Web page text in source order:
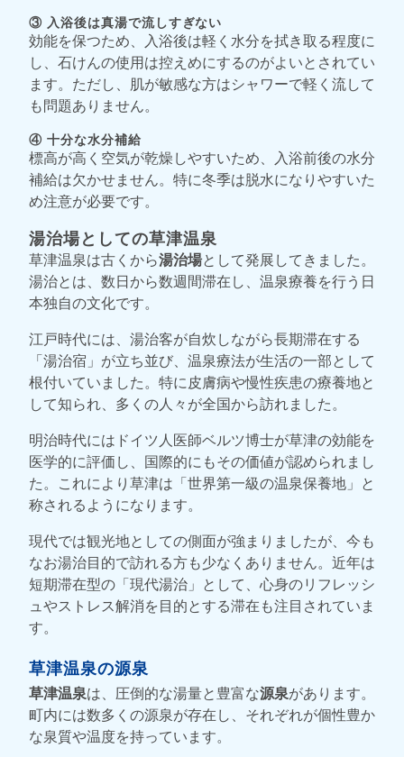
③ 入浴後は真湯で流しすぎない
効能を保つため、入浴後は軽く水分を拭き取る程度に
し、石けんの使用は控えめにするのがよいとされてい
ます。ただし、肌が敏感な方はシャワーで軽く流して
も問題ありません。
④ 十分な水分補給
標高が高く空気が乾燥しやすいため、入浴前後の水分
補給は欠かせません。特に冬季は脱水になりやすいた
め注意が必要です。
湯治場としての草津温泉
草津温泉は古くから湯治場として発展してきました。
湯治とは、数日から数週間滞在し、温泉療養を行う日
本独自の文化です。
江戸時代には、湯治客が自炊しながら長期滞在する
「湯治宿」が立ち並び、温泉療法が生活の一部として
根付いていました。特に皮膚病や慢性疾患の療養地と
して知られ、多くの人々が全国から訪れました。
明治時代にはドイツ人医師ベルツ博士が草津の効能を
医学的に評価し、国際的にもその価値が認められまし
た。これにより草津は「世界第一級の温泉保養地」と
称されるようになります。
現代では観光地としての側面が強まりましたが、今も
なお湯治目的で訪れる方も少なくありません。近年は
短期滞在型の「現代湯治」として、心身のリフレッシ
ュやストレス解消を目的とする滞在も注目されていま
す。
草津温泉の源泉
草津温泉は、圧倒的な湯量と豊富な源泉があります。
町内には数多くの源泉が存在し、それぞれが個性豊か
な泉質や温度を持っています。